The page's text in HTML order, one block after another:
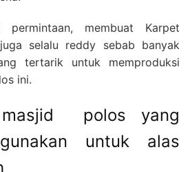
permintaan, membuat Karpet
selalu reddy sebab banyak
tertarik untuk memproduksi
ini.
polos yang
untuk alas